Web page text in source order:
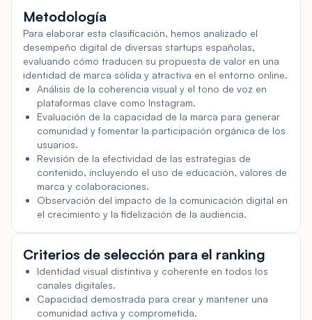
prioriza las transacciones cercanas. Este enfoque no solo
reduce la necesidad de envíos, sino que también fomenta
la confianza en las comunidades locales al fomentar las
interacciones presenciales. Wallapop promueve la venta
de artículos de segunda mano, como coches, motos,
electrónica, ropa e incluso propiedades. También ofrece
funciones como "Subir" y "Destacar" para mejorar la
visibilidad de los anuncios. La plataforma es gratuita y
cuenta con opciones de pago seguras a través de
Wallapop Protect. Promueve el consumo sostenible
fomentando la reutilización y el reciclaje de productos, en
línea con los principios de la economía circular. Con
millones de usuarios en España, EE. UU. y el Reino Unido,
Wallapop se ha consolidado como un actor importante en
Metodología
Para elaborar esta clasificación, hemos analizado el
desempeño digital de diversas startups españolas,
evaluando cómo traducen su propuesta de valor en una
identidad de marca sólida y atractiva en el entorno online.
Análisis de la coherencia visual y el tono de voz en
plataformas clave como Instagram.
Evaluación de la capacidad de la marca para generar
comunidad y fomentar la participación orgánica de los
usuarios.
Revisión de la efectividad de las estrategias de
contenido, incluyendo el uso de educación, valores de
marca y colaboraciones.
Observación del impacto de la comunicación digital en
el crecimiento y la fidelización de la audiencia.
Criterios de selección para el ranking
Identidad visual distintiva y coherente en todos los
canales digitales.
Capacidad demostrada para crear y mantener una
comunidad activa y comprometida.